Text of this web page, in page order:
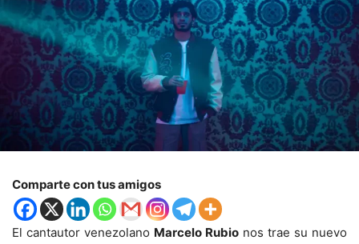
Comparte con tus amigos
El cantautor venezolano Marcelo Rubio nos trae su nuevo